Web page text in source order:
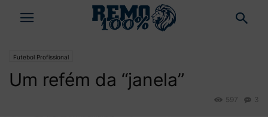
Futebol Profissional
Um refém da “janela”
3
597